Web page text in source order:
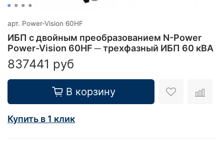
арт. Power-Vision 60HF
ИБП с двойным преобразованием N-Power
Power-Vision 60HF ─ трехфазный ИБП 60 кВА
837441 руб
В корзину
Купить в 1 клик